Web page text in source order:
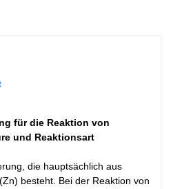
für die Reaktion von
und Reaktionsart
die hauptsächlich aus
besteht. Bei der Reaktion von